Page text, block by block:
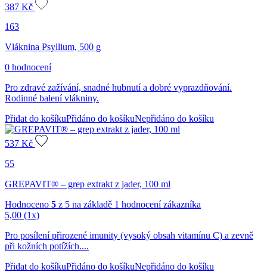
387 Kč
163
Vláknina Psyllium, 500 g
0 hodnocení
Pro zdravé zažívání, snadné hubnutí a dobré vyprazdňování.
Rodinné balení vlákniny.
Přidat do košíkuPřidáno do košíkuNepřidáno do košíku
537 Kč
55
GREPAVIT® – grep extrakt z jader, 100 ml
Hodnoceno 5 z 5 na základě 1 hodnocení zákazníka
5,00 (1x)
Pro posílení přirozené imunity (vysoký obsah vitamínu C) a zevně
při kožních potížích....
Přidat do košíkuPřidáno do košíkuNepřidáno do košíku